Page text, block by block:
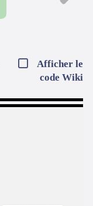
Afficher le
code Wiki